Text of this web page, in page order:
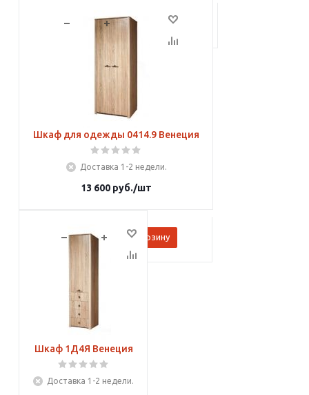
В корзину
Шкаф для одежды 0414.9 Венеция
Доставка 1-2 недели.
13 600 руб./шт
В корзину
Шкаф 1Д4Я Венеция
Доставка 1-2 недели.